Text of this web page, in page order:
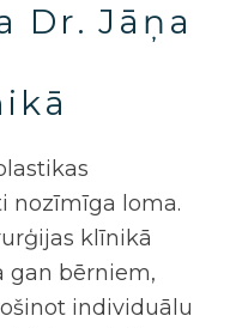
Dr. Jāņa
nozīmīga loma.
klīnikā
gan bērniem,
individuālu